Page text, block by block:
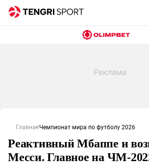
ГлавнаяЧемпионат мира по футболу 2026
Реактивный Мбаппе и
Месси. Главное на ЧМ-